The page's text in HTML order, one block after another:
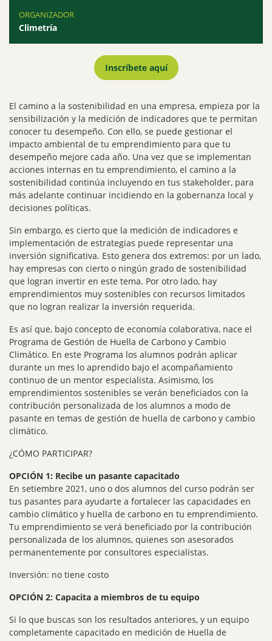
ORGANIZADOR
Climetría
Inscríbete aquí
El camino a la sostenibilidad en una empresa, empieza por la
sensibilización y la medición de indicadores que te permitan
conocer tu desempeño. Con ello, se puede gestionar el
impacto ambiental de tu emprendimiento para que tu
desempeño mejore cada año. Una vez que se implementan
acciones internas en tu emprendimiento, el camino a la
sostenibilidad continúa incluyendo en tus stakeholder, para
más adelante continuar incidiendo en la gobernanza local y
decisiones políticas.
Sin embargo, es cierto que la medición de indicadores e
implementación de estrategias puede representar una
inversión significativa. Esto genera dos extremos: por un lado,
hay empresas con cierto o ningún grado de sostenibilidad
que logran invertir en este tema. Por otro lado, hay
emprendimientos muy sostenibles con recursos limitados
que no logran realizar la inversión requerida.
Es así que, bajo concepto de economía colaborativa, nace el
Programa de Gestión de Huella de Carbono y Cambio
Climático. En este Programa los alumnos podrán aplicar
durante un mes lo aprendido bajo el acompañamiento
continuo de un mentor especialista. Asimismo, los
emprendimientos sostenibles se verán beneficiados con la
contribución personalizada de los alumnos a modo de
pasante en temas de gestión de huella de carbono y cambio
climático.
¿CÓMO PARTICIPAR?
OPCIÓN 1: Recibe un pasante capacitado
En setiembre 2021, uno o dos alumnos del curso podrán ser
tus pasantes para ayudarte a fortalecer las capacidades en
cambio climático y huella de carbono en tu emprendimiento.
Tu emprendimiento se verá beneficiado por la contribución
personalizada de los alumnos, quienes son asesorados
permanentemente por consultores especialistas.
Inversión: no tiene costo
OPCIÓN 2: Capacita a miembros de tu equipo
Si lo que buscas son los resultados anteriores, y un equipo
completamente capacitado en medición de Huella de